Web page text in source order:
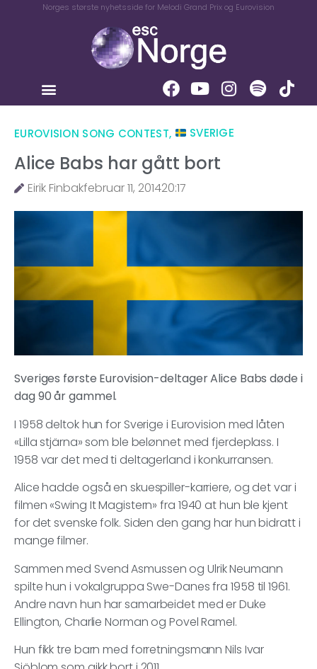
Norges største nyhetsside for Melodi Grand Prix og Eurovision
EUROVISION SONG CONTEST, SVERIGE
Alice Babs har gått bort
Eirik Finbakfebruar 11, 201420:17
Sveriges første Eurovision-deltager Alice Babs døde i
dag 90 år gammel.
I 1958 deltok hun for Sverige i Eurovision med låten
«Lilla stjärna» som ble belønnet med fjerdeplass. I
1958 var det med ti deltagerland i konkurransen.
Alice hadde også en skuespiller-karriere, og det var i
filmen «Swing It Magistern» fra 1940 at hun ble kjent
for det svenske folk. Siden den gang har hun bidratt i
mange filmer.
Sammen med Svend Asmussen og Ulrik Neumann
spilte hun i vokalgruppa Swe-Danes fra 1958 til 1961.
Andre navn hun har samarbeidet med er Duke
Ellington, Charlie Norman og Povel Ramel.
Hun fikk tre barn med forretningsmann Nils Ivar